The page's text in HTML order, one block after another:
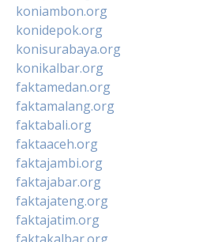
koniambon.org
konidepok.org
konisurabaya.org
konikalbar.org
faktamedan.org
faktamalang.org
faktabali.org
faktaaceh.org
faktajambi.org
faktajabar.org
faktajateng.org
faktajatim.org
faktakalbar.org